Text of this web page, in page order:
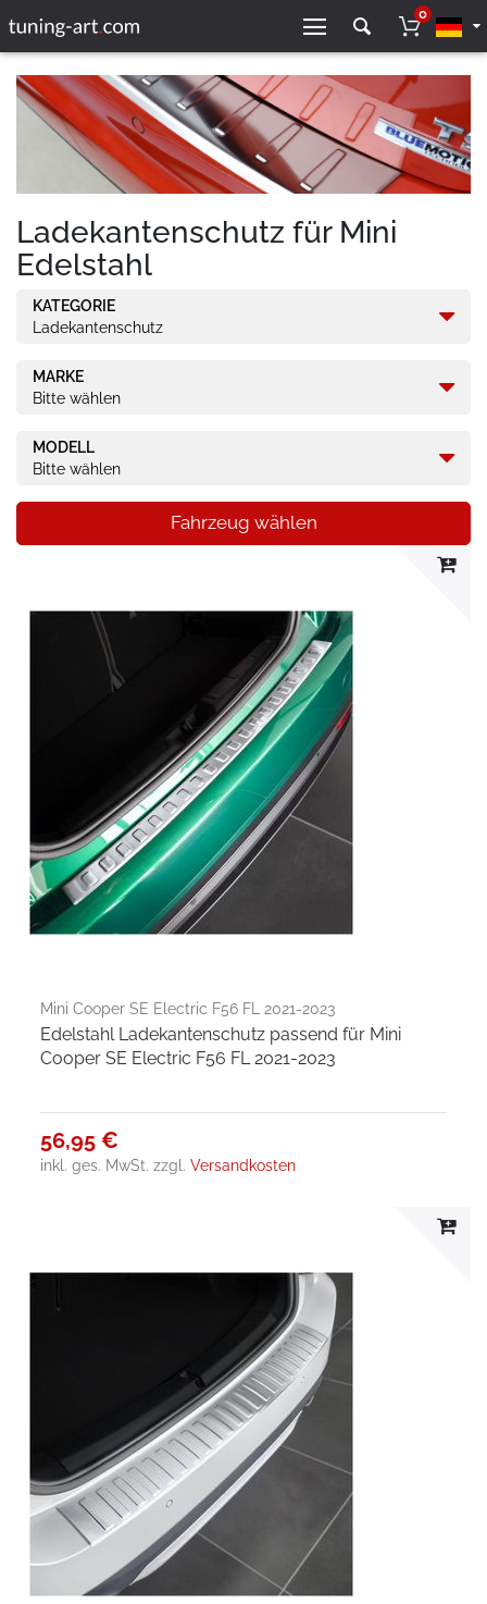
0
Ladekantenschutz für Mini
Edelstahl
KATEGORIE
Ladekantenschutz
MARKE
Bitte wählen
MODELL
Bitte wählen
Fahrzeug wählen
Mini Cooper SE Electric F56 FL 2021-2023
Edelstahl Ladekantenschutz passend für Mini
Cooper SE Electric F56 FL 2021-2023
56,95 €
inkl. ges. MwSt. zzgl.Versandkosten